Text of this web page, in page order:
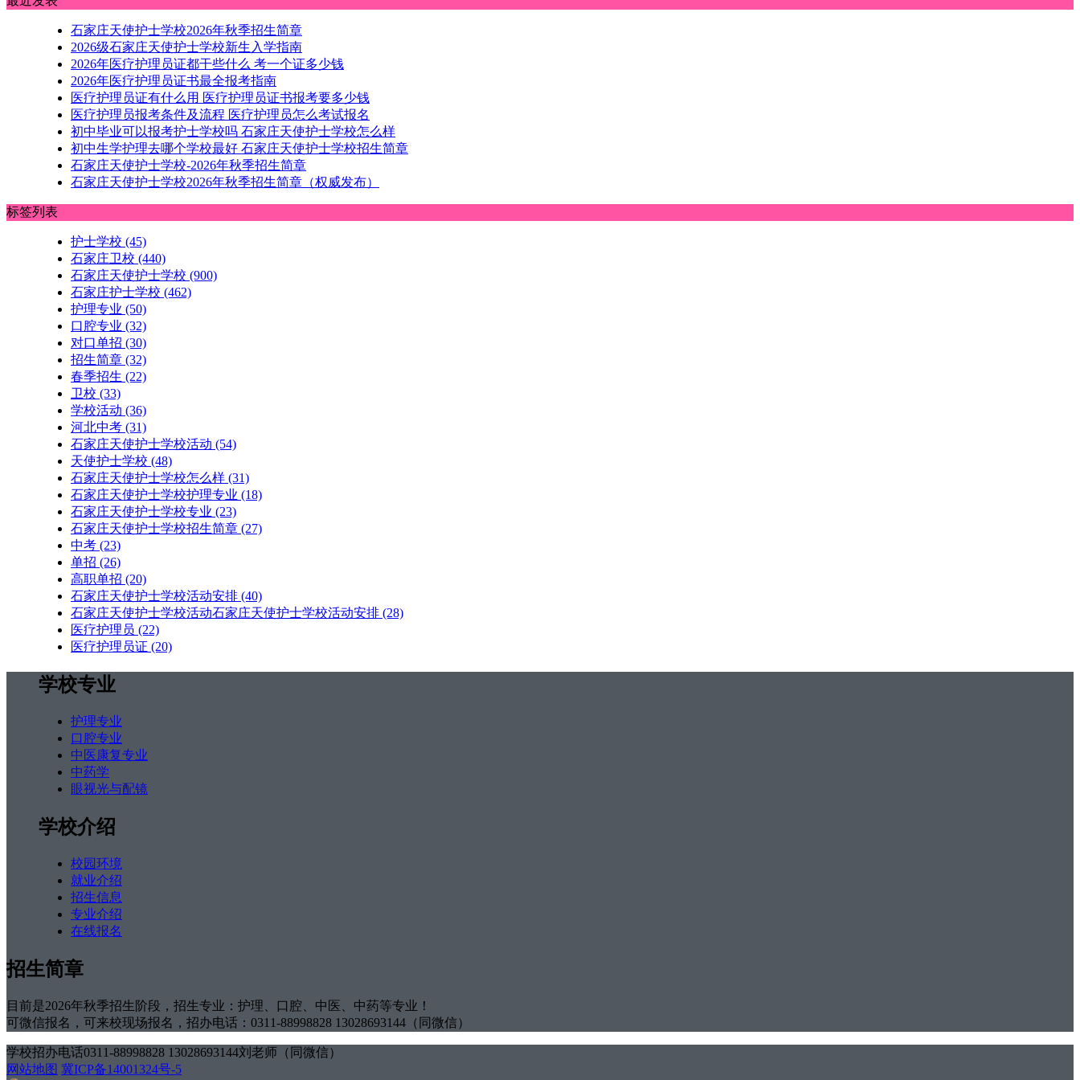
石家庄天使护士学校2026年秋季招生简章
2026级石家庄天使护士学校新生入学指南
2026年医疗护理员证都干些什么 考一个证多少钱
2026年医疗护理员证书最全报考指南
医疗护理员证有什么用 医疗护理员证书报考要多少钱
医疗护理员报考条件及流程 医疗护理员怎么考试报名
初中毕业可以报考护士学校吗 石家庄天使护士学校怎么样
初中生学护理去哪个学校最好 石家庄天使护士学校招生简章
石家庄天使护士学校-2026年秋季招生简章
石家庄天使护士学校2026年秋季招生简章（权威发布）
标签列表
护士学校 (45)
石家庄卫校 (440)
石家庄天使护士学校 (900)
石家庄护士学校 (462)
护理专业 (50)
口腔专业 (32)
对口单招 (30)
招生简章 (32)
春季招生 (22)
卫校 (33)
学校活动 (36)
河北中考 (31)
石家庄天使护士学校活动 (54)
天使护士学校 (48)
石家庄天使护士学校怎么样 (31)
石家庄天使护士学校护理专业 (18)
石家庄天使护士学校专业 (23)
石家庄天使护士学校招生简章 (27)
中考 (23)
单招 (26)
高职单招 (20)
石家庄天使护士学校活动安排 (40)
石家庄天使护士学校活动石家庄天使护士学校活动安排 (28)
医疗护理员 (22)
医疗护理员证 (20)
学校专业
护理专业
口腔专业
中医康复专业
中药学
眼视光与配镜
学校介绍
校园环境
就业介绍
招生信息
专业介绍
在线报名
招生简章
目前是2026年秋季招生阶段，招生专业：护理、口腔、中医、中药等专业！
可微信报名，可来校现场报名，招办电话：0311-88998828 13028693144（同微信）
学校招办电话0311-88998828 13028693144刘老师（同微信）
网站地图 冀ICP备14001324号-5